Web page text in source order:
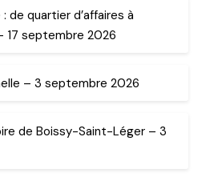
de quartier d’affaires à
17 septembre 2026
– 3 septembre 2026
de Boissy-Saint-Léger – 3